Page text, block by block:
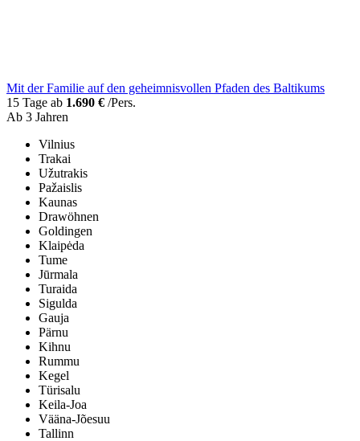
Mit der Familie auf den geheimnisvollen Pfaden des Baltikums
15 Tage ab 1.690 € /Pers.
Ab 3 Jahren
Vilnius
Trakai
Užutrakis
Pažaislis
Kaunas
Drawöhnen
Goldingen
Klaipėda
Tume
Jūrmala
Turaida
Sigulda
Gauja
Pärnu
Kihnu
Rummu
Kegel
Türisalu
Keila-Joa
Vääna-Jõesuu
Tallinn